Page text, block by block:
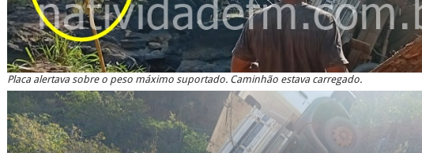
Placa alertava sobre o peso máximo suportado. Caminhão estava carregado.